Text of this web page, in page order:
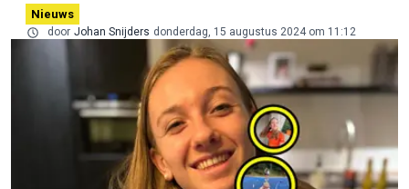
Nieuws
door Johan Snijders donderdag, 15 augustus 2024 om 11:12